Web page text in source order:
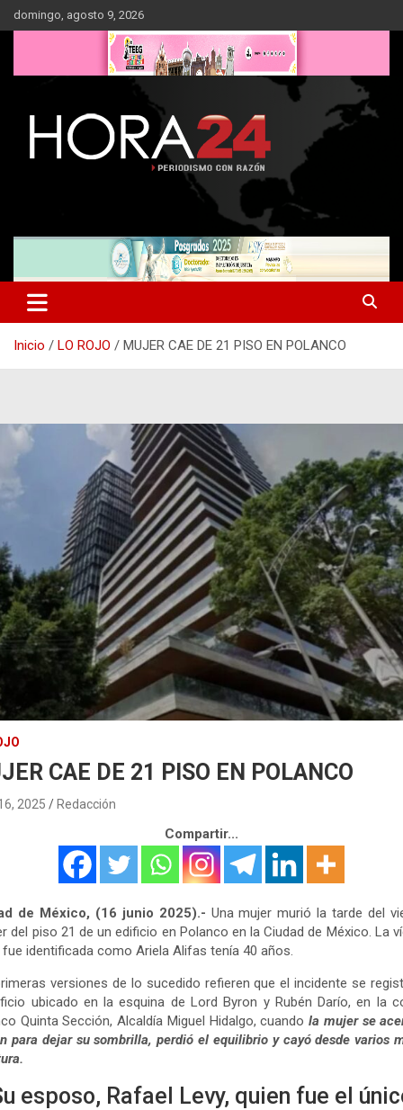
Saltar
al
domingo, agosto 9, 2026
Inicio LO ROJO MUJER CAE DE 21 PISO EN POLANCO
CAE DE 21 PISO EN POLANCO
2025 Redacción
Compartir...
de México, (16 junio 2025).- Una mujer murió la tarde del
del piso 21 de un edificio en Polanco en la Ciudad de México. La
fue identificada como Ariela Alifas tenía 40 años.
versiones de lo sucedido refieren que el incidente se
ubicado en la esquina de Lord Byron y Rubén Darío, en la
Quinta Sección, Alcaldía Miguel Hidalgo, cuandola mujer se
para dejar su sombrilla, perdió el equilibrio y cayó desde varios
esposo, Rafael Levy, quien fue el